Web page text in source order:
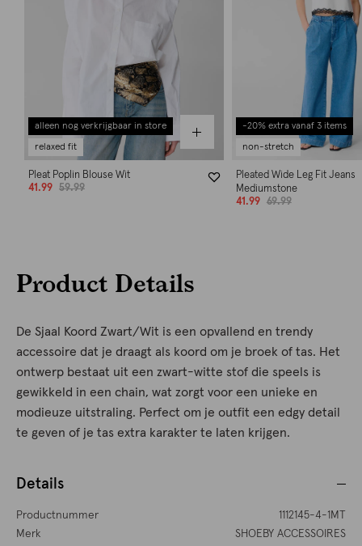
alleen nog verkrijgbaar in store
relaxed fit
Pleat Poplin Blouse Wit
41.99
59.99
-20% extra vanaf 3 items
non-stretch
Pleated Wide Leg Fit Jeans
Mediumstone
41.99
69.99
Product Details
De Sjaal Koord Zwart/Wit is een opvallend en trendy
accessoire dat je draagt als koord om je broek of tas. Het
ontwerp bestaat uit een zwart-witte stof die speels is
gewikkeld in een chain, wat zorgt voor een unieke en
modieuze uitstraling. Perfect om je outfit een edgy detail
te geven of je tas extra karakter te laten krijgen.
Details
Productnummer
1112145-4-1MT
Merk
SHOEBY ACCESSOIRES